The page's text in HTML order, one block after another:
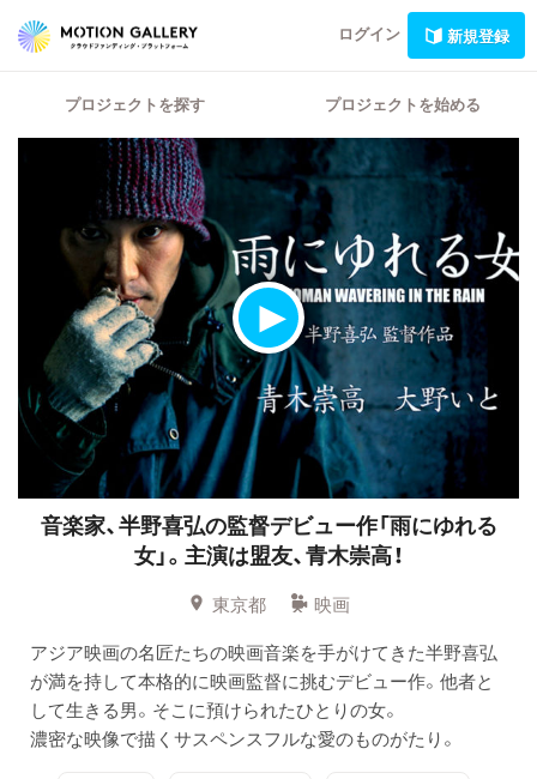
ログイン 新規登録
プロジェクトを探す プロジェクトを始める
音楽家、半野喜弘の監督デビュー作「雨にゆれる
女」。主演は盟友、青木崇高！
東京都
映画
アジア映画の名匠たちの映画音楽を手がけてきた半野喜弘
が満を持して本格的に映画監督に挑むデビュー作。他者と
して生きる男。そこに預けられたひとりの女。
濃密な映像で描くサスペンスフルな愛のものがたり。